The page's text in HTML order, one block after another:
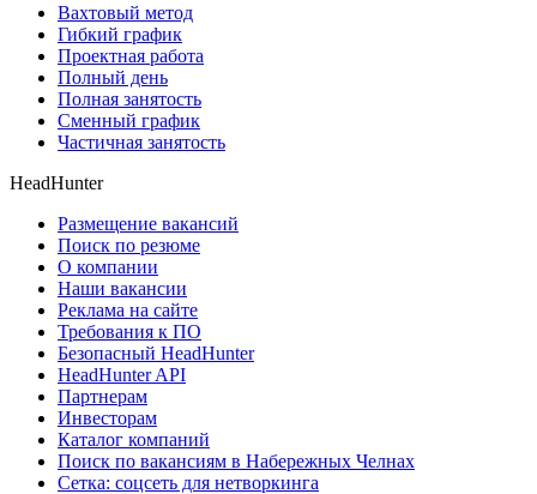
Вахтовый метод
Гибкий график
Проектная работа
Полный день
Полная занятость
Сменный график
Частичная занятость
HeadHunter
Размещение вакансий
Поиск по резюме
О компании
Наши вакансии
Реклама на сайте
Требования к ПО
Безопасный HeadHunter
HeadHunter API
Партнерам
Инвесторам
Каталог компаний
Поиск по вакансиям в Набережных Челнах
Сетка: соцсеть для нетворкинга